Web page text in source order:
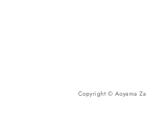
Copyright © Aoyama